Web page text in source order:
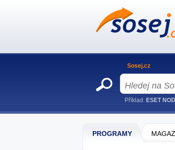
PROGRAMY
Sosej.cz
Příklad: ESET